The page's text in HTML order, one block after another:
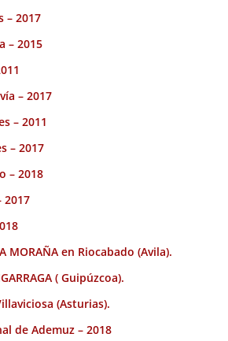
– 2017
– 2015
– 2017
– 2011
– 2017
– 2018
2017
MORAÑA en Riocabado (Avila).
( Guipúzcoa).
(Asturias).
de Ademuz – 2018